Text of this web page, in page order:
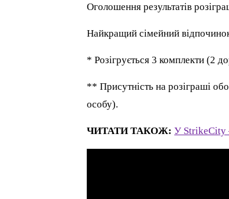
Оголошення результатів
Найкращий сімейний
* Розігрується 3 комплекти (2
** Присутність на розіграші
особу).
ЧИТАТИ ТАКОЖ:У StrikeCity